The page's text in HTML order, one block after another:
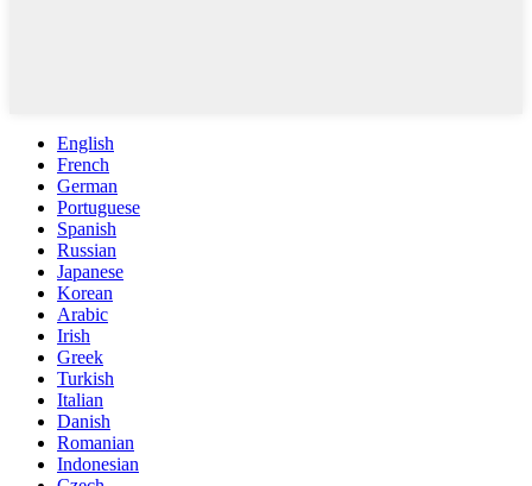
English
French
German
Portuguese
Spanish
Russian
Japanese
Korean
Arabic
Irish
Greek
Turkish
Italian
Danish
Romanian
Indonesian